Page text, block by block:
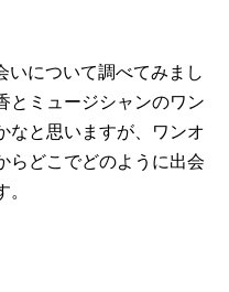
いについて調べてみまし
とミュージシャンのワン
なと思いますが、ワンオ
らどこでどのように出会